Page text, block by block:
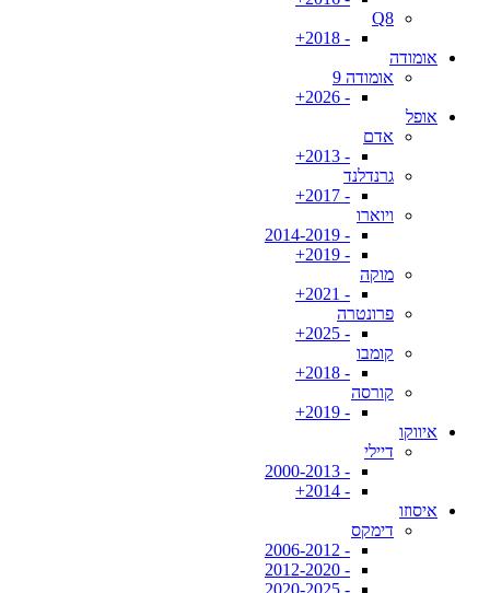
Q8
- 2018+
אומודה
אומודה 9
- 2026+
אופל
אדם
- 2013+
גרנדלנד
- 2017+
ויוארו
- 2014-2019
- 2019+
מוקה
- 2021+
פרונטרה
- 2025+
קומבו
- 2018+
קורסה
- 2019+
איווקו
דיילי
- 2000-2013
- 2014+
איסוזו
דימקס
- 2006-2012
- 2012-2020
- 2020-2025